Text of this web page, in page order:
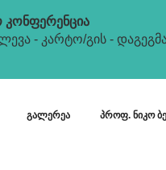
კონფერენცია
- კარტო/გის -
გალერეა პროფ. ნიკო